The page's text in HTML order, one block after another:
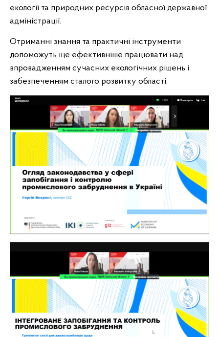
екології та природних ресурсів обласної державної
адміністрації.
Отриманні знання та практичні інструменти
допоможуть ще ефективніше працювати над
впровадженням сучасних екологічних рішень і
забезпеченням сталого розвитку області.